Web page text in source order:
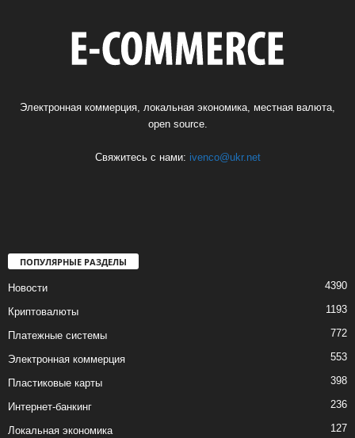
Электронная коммерция, локальная экономика, местная валюта,
open source.
Свяжитесь с нами: ivenco@ukr.net
ПОПУЛЯРНЫЕ РАЗДЕЛЫ
Новости 4390
Криптовалюты 1193
Платежные системы 772
Электронная коммерция 553
Пластиковые карты 398
Интернет-банкинг 236
Локальная экономика 127